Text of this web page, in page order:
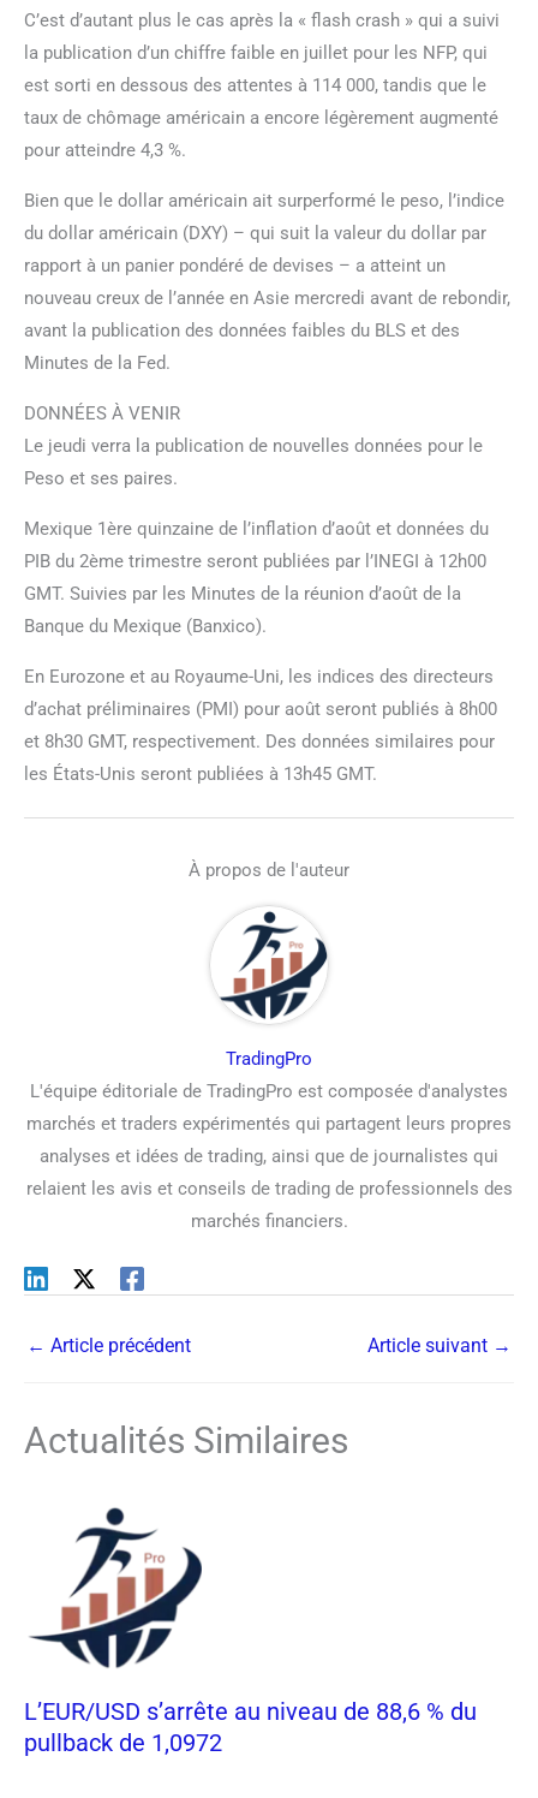
C’est d’autant plus le cas après la « flash crash » qui a suivi
la publication d’un chiffre faible en juillet pour les NFP, qui
est sorti en dessous des attentes à 114 000, tandis que le
taux de chômage américain a encore légèrement augmenté
pour atteindre 4,3 %.
Bien que le dollar américain ait surperformé le peso, l’indice
du dollar américain (DXY) – qui suit la valeur du dollar par
rapport à un panier pondéré de devises – a atteint un
nouveau creux de l’année en Asie mercredi avant de rebondir,
avant la publication des données faibles du BLS et des
Minutes de la Fed.
DONNÉES À VENIR
Le jeudi verra la publication de nouvelles données pour le
Peso et ses paires.
Mexique 1ère quinzaine de l’inflation d’août et données du
PIB du 2ème trimestre seront publiées par l’INEGI à 12h00
GMT. Suivies par les Minutes de la réunion d’août de la
Banque du Mexique (Banxico).
En Eurozone et au Royaume-Uni, les indices des directeurs
d’achat préliminaires (PMI) pour août seront publiés à 8h00
et 8h30 GMT, respectivement. Des données similaires pour
les États-Unis seront publiées à 13h45 GMT.
À propos de l'auteur
TradingPro
L'équipe éditoriale de TradingPro est composée d'analystes
marchés et traders expérimentés qui partagent leurs propres
analyses et idées de trading, ainsi que de journalistes qui
relaient les avis et conseils de trading de professionnels des
marchés financiers.
← Article précédent Article suivant →
Actualités Similaires
L’EUR/USD s’arrête au niveau de 88,6 % du
pullback de 1,0972